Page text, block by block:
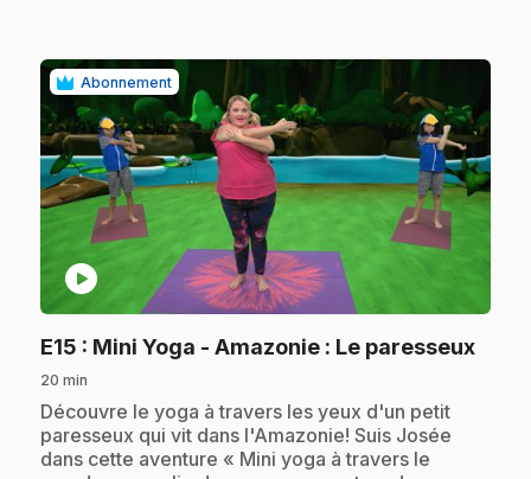
Abonnement
play_circle
E15 : Mini Yoga - Amazonie : Le paresseux.
20 min
.Découvre le yoga à travers les yeux d'un petit
paresseux qui vit dans l'Amazonie! Suis Josée
dans cette aventure « Mini yoga à travers le